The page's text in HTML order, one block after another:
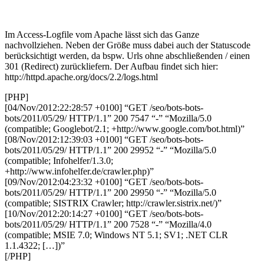
Im Access-Logfile vom Apache lässt sich das Ganze
nachvollziehen. Neben der Größe muss dabei auch der Statuscode
berücksichtigt werden, da bspw. Urls ohne abschließenden / einen
301 (Redirect) zurückliefern. Der Aufbau findet sich hier:
http://httpd.apache.org/docs/2.2/logs.html
[PHP]
[04/Nov/2012:22:28:57 +0100] “GET /seo/bots-bots-
bots/2011/05/29/ HTTP/1.1” 200 7547 “-” “Mozilla/5.0
(compatible; Googlebot/2.1; +http://www.google.com/bot.html)”
[08/Nov/2012:12:39:03 +0100] “GET /seo/bots-bots-
bots/2011/05/29/ HTTP/1.1” 200 29952 “-” “Mozilla/5.0
(compatible; Infohelfer/1.3.0;
+http://www.infohelfer.de/crawler.php)”
[09/Nov/2012:04:23:32 +0100] “GET /seo/bots-bots-
bots/2011/05/29/ HTTP/1.1” 200 29950 “-” “Mozilla/5.0
(compatible; SISTRIX Crawler; http://crawler.sistrix.net/)”
[10/Nov/2012:20:14:27 +0100] “GET /seo/bots-bots-
bots/2011/05/29/ HTTP/1.1” 200 7528 “-” “Mozilla/4.0
(compatible; MSIE 7.0; Windows NT 5.1; SV1; .NET CLR
1.1.4322; […])”
[/PHP]